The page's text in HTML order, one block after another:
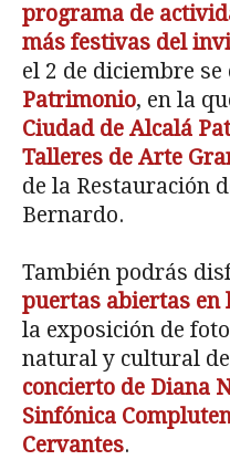
programa de
más festivas del
el 2 de diciembre se
Patrimonio, en la
Ciudad de Alcalá
Talleres de Arte
de la Restauración
Bernardo.
También podrás
puertas abiertas en
la exposición de
natural y cultural
concierto de Diana
Sinfónica
Cervantes.